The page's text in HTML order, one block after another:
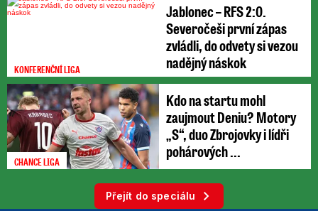
KONFERENČNÍ LIGA
Jablonec – RFS 2:0.
Severočeši první zápas
zvládli, do odvety si vezou
nadějný náskok
CHANCE LIGA
Kdo na startu mohl
zaujmout Deniu? Motory
„S“, duo Zbrojovky i lídři
pohárových ...
Přejít do speciálu